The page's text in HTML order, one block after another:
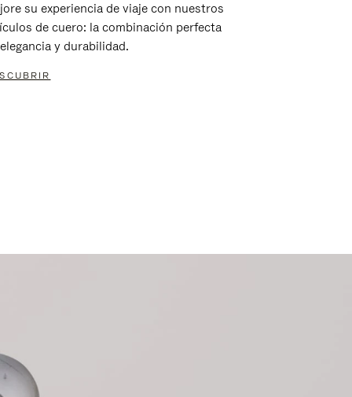
su experiencia de viaje con nuestros
de cuero: la combinación perfecta
y durabilidad.